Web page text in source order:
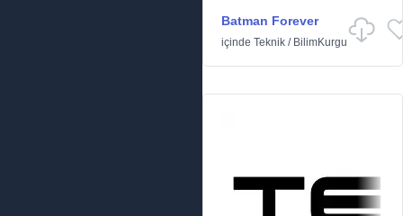
Batman Forever
içinde Teknik / BilimKurgu